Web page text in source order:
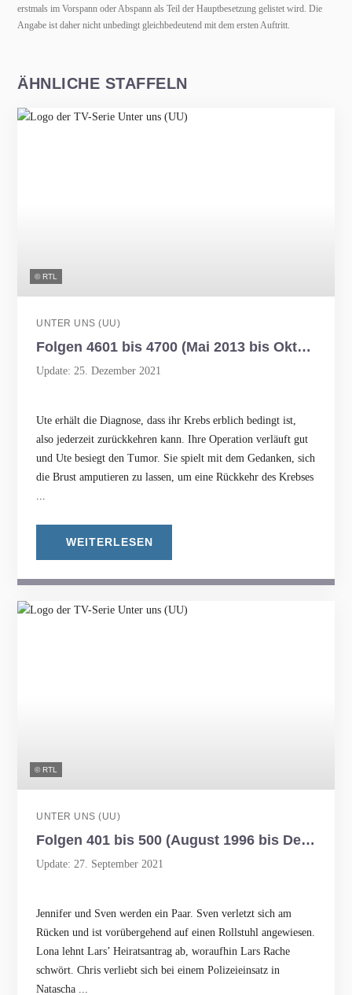
erstmals im Vorspann oder Abspann als Teil der Hauptbesetzung gelistet wird. Die
Angabe ist daher nicht unbedingt gleichbedeutend mit dem ersten Auftritt.
ÄHNLICHE STAFFELN
© RTL
UNTER UNS (UU)
Folgen 4601 bis 4700 (Mai 2013 bis Oktober 2013)
Update: 25. Dezember 2021
Ute erhält die Diagnose, dass ihr Krebs erblich bedingt ist,
also jederzeit zurückkehren kann. Ihre Operation verläuft gut
und Ute besiegt den Tumor. Sie spielt mit dem Gedanken, sich
die Brust amputieren zu lassen, um eine Rückkehr des Krebses
...
WEITERLESEN
© RTL
UNTER UNS (UU)
Folgen 401 bis 500 (August 1996 bis Dezember 1996)
Update: 27. September 2021
Jennifer und Sven werden ein Paar. Sven verletzt sich am
Rücken und ist vorübergehend auf einen Rollstuhl angewiesen.
Lona lehnt Lars’ Heiratsantrag ab, woraufhin Lars Rache
schwört. Chris verliebt sich bei einem Polizeieinsatz in
Natascha ...